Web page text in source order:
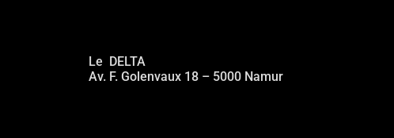
Le DELTA
Av. F. Golenvaux 18 – 5000 Namur